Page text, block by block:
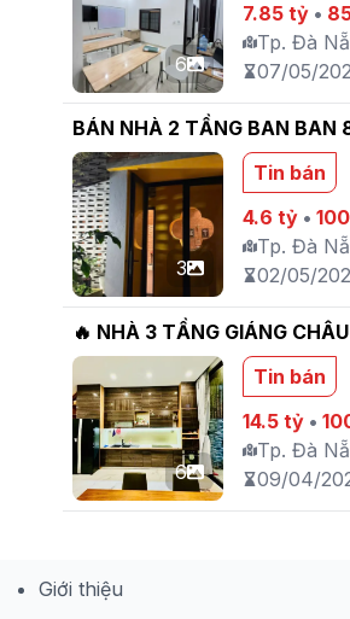
6
7.85 tỷ •
Tp. Đà
07/05/
BÁN NHÀ 2 TẦNG BAN BAN
3
Tin bán
4.6 tỷ •
Tp. Đà
02/05/
🔥 NHÀ 3 TẦNG GIÁNG
6
Tin bán
14.5 tỷ •
Tp. Đà
09/04/
Giới thiệu